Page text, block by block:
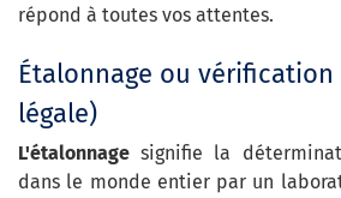
répond à toutes vos attentes.
Étalonnage ou
légale)
L'étalonnage signifie la
dans le monde entier par un